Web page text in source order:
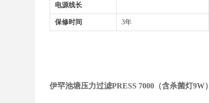
电源线长
保修时间 3年
伊罕池塘压力过滤PRESS 7000（含杀菌灯9W）